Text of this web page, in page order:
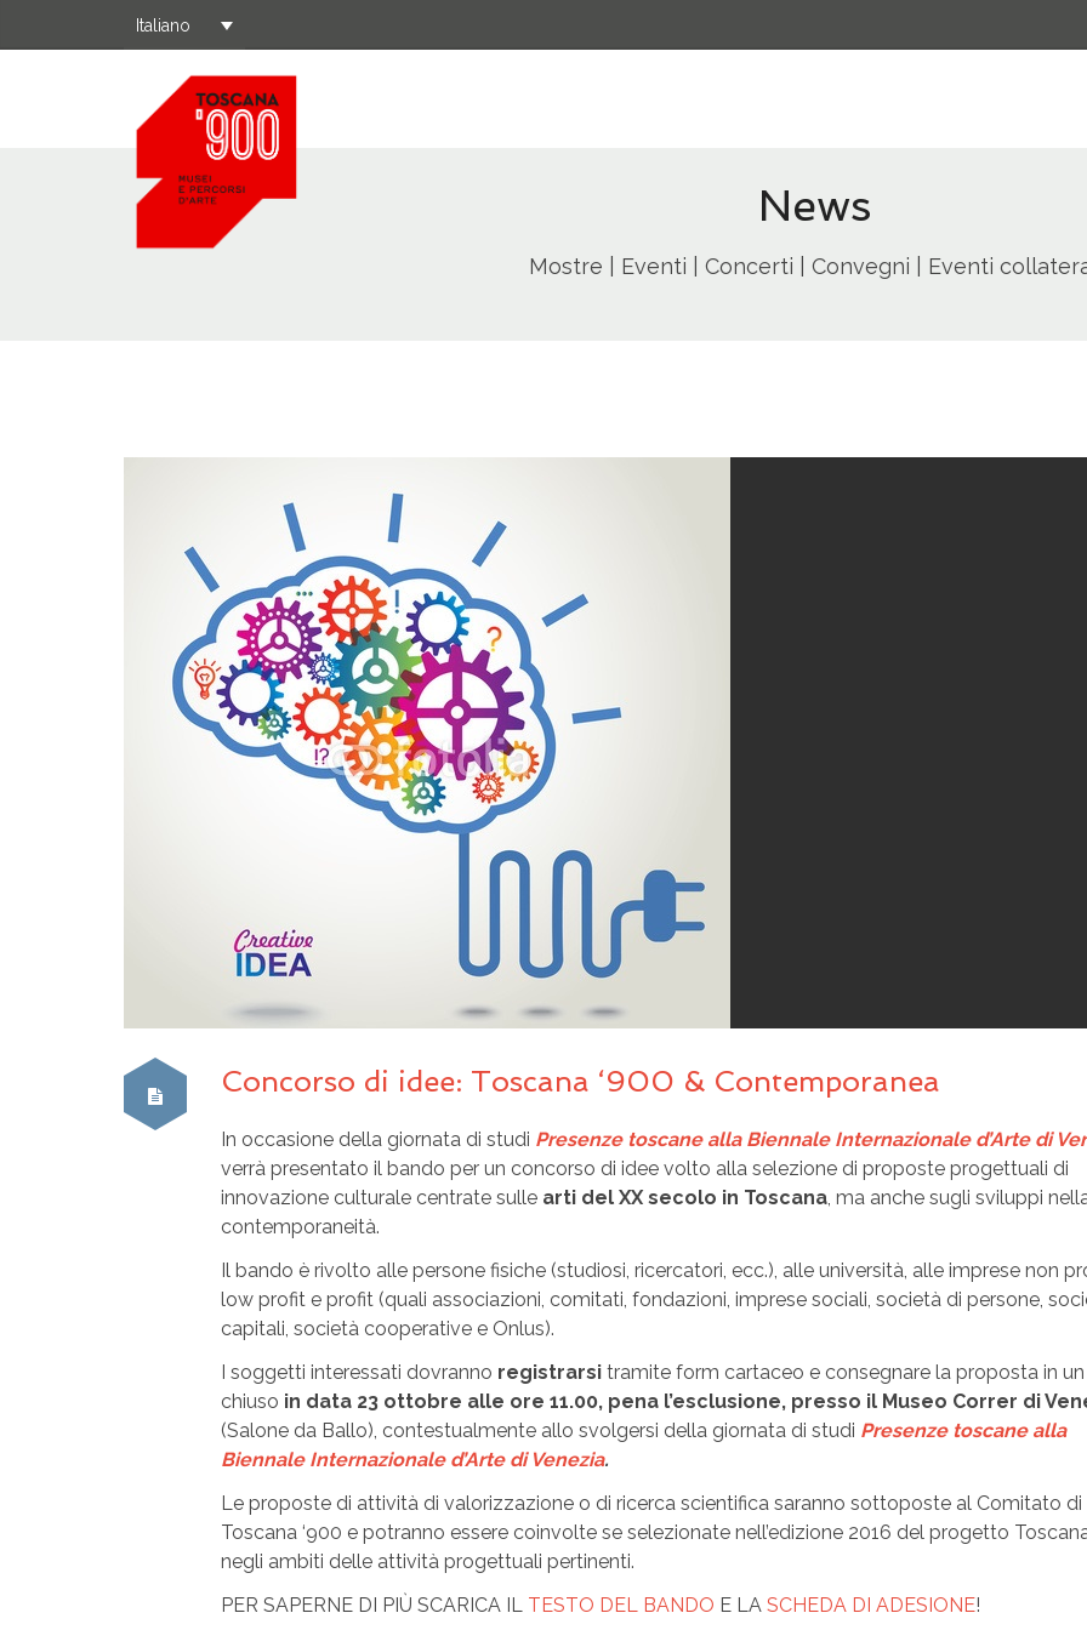
Italiano
News
Mostre | Eventi | Concerti | Convegni | Eventi
Concorso di idee: Toscana ‘900 & Contemporanea
In occasione della giornata di studi Presenze toscane alla Biennale Internazionale d’Arte di
verrà presentato il bando per un concorso di idee volto alla selezione di proposte progettuali di
innovazione culturale centrate sulle arti del XX secolo in Toscana, ma anche sugli sviluppi
contemporaneità.
Il bando è rivolto alle persone fisiche (studiosi, ricercatori, ecc.), alle università, alle imprese non
low profit e profit (quali associazioni, comitati, fondazioni, imprese sociali, società di persone,
capitali, società cooperative e Onlus).
I soggetti interessati dovranno registrarsi tramite form cartaceo e consegnare la proposta in
chiuso in data 23 ottobre alle ore 11.00, pena l’esclusione, presso il Museo Correr di
(Salone da Ballo), contestualmente allo svolgersi della giornata di studi Presenze toscane alla
Biennale Internazionale d’Arte di Venezia.
Le proposte di attività di valorizzazione o di ricerca scientifica saranno sottoposte al Comitato di
Toscana ‘900 e potranno essere coinvolte se selezionate nell’edizione 2016 del progetto
negli ambiti delle attività progettuali pertinenti.
PER SAPERNE DI PIÙ SCARICA IL TESTO DEL BANDO E LA SCHEDA DI ADESIONE!